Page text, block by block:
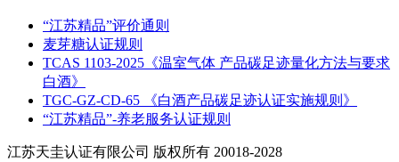
“江苏精品”评价通则
麦芽糖认证规则
TCAS 1103-2025《温室气体 产品碳足迹量化方法与要求
白酒》
TGC-GZ-CD-65 《白酒产品碳足迹认证实施规则》
“江苏精品”-养老服务认证规则
江苏天圭认证有限公司 版权所有 20018-2028